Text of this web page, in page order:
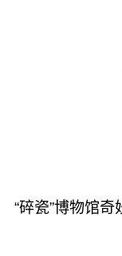
“碎瓷”博物馆奇